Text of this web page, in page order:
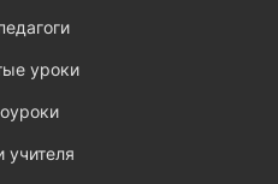
уроки
учителя